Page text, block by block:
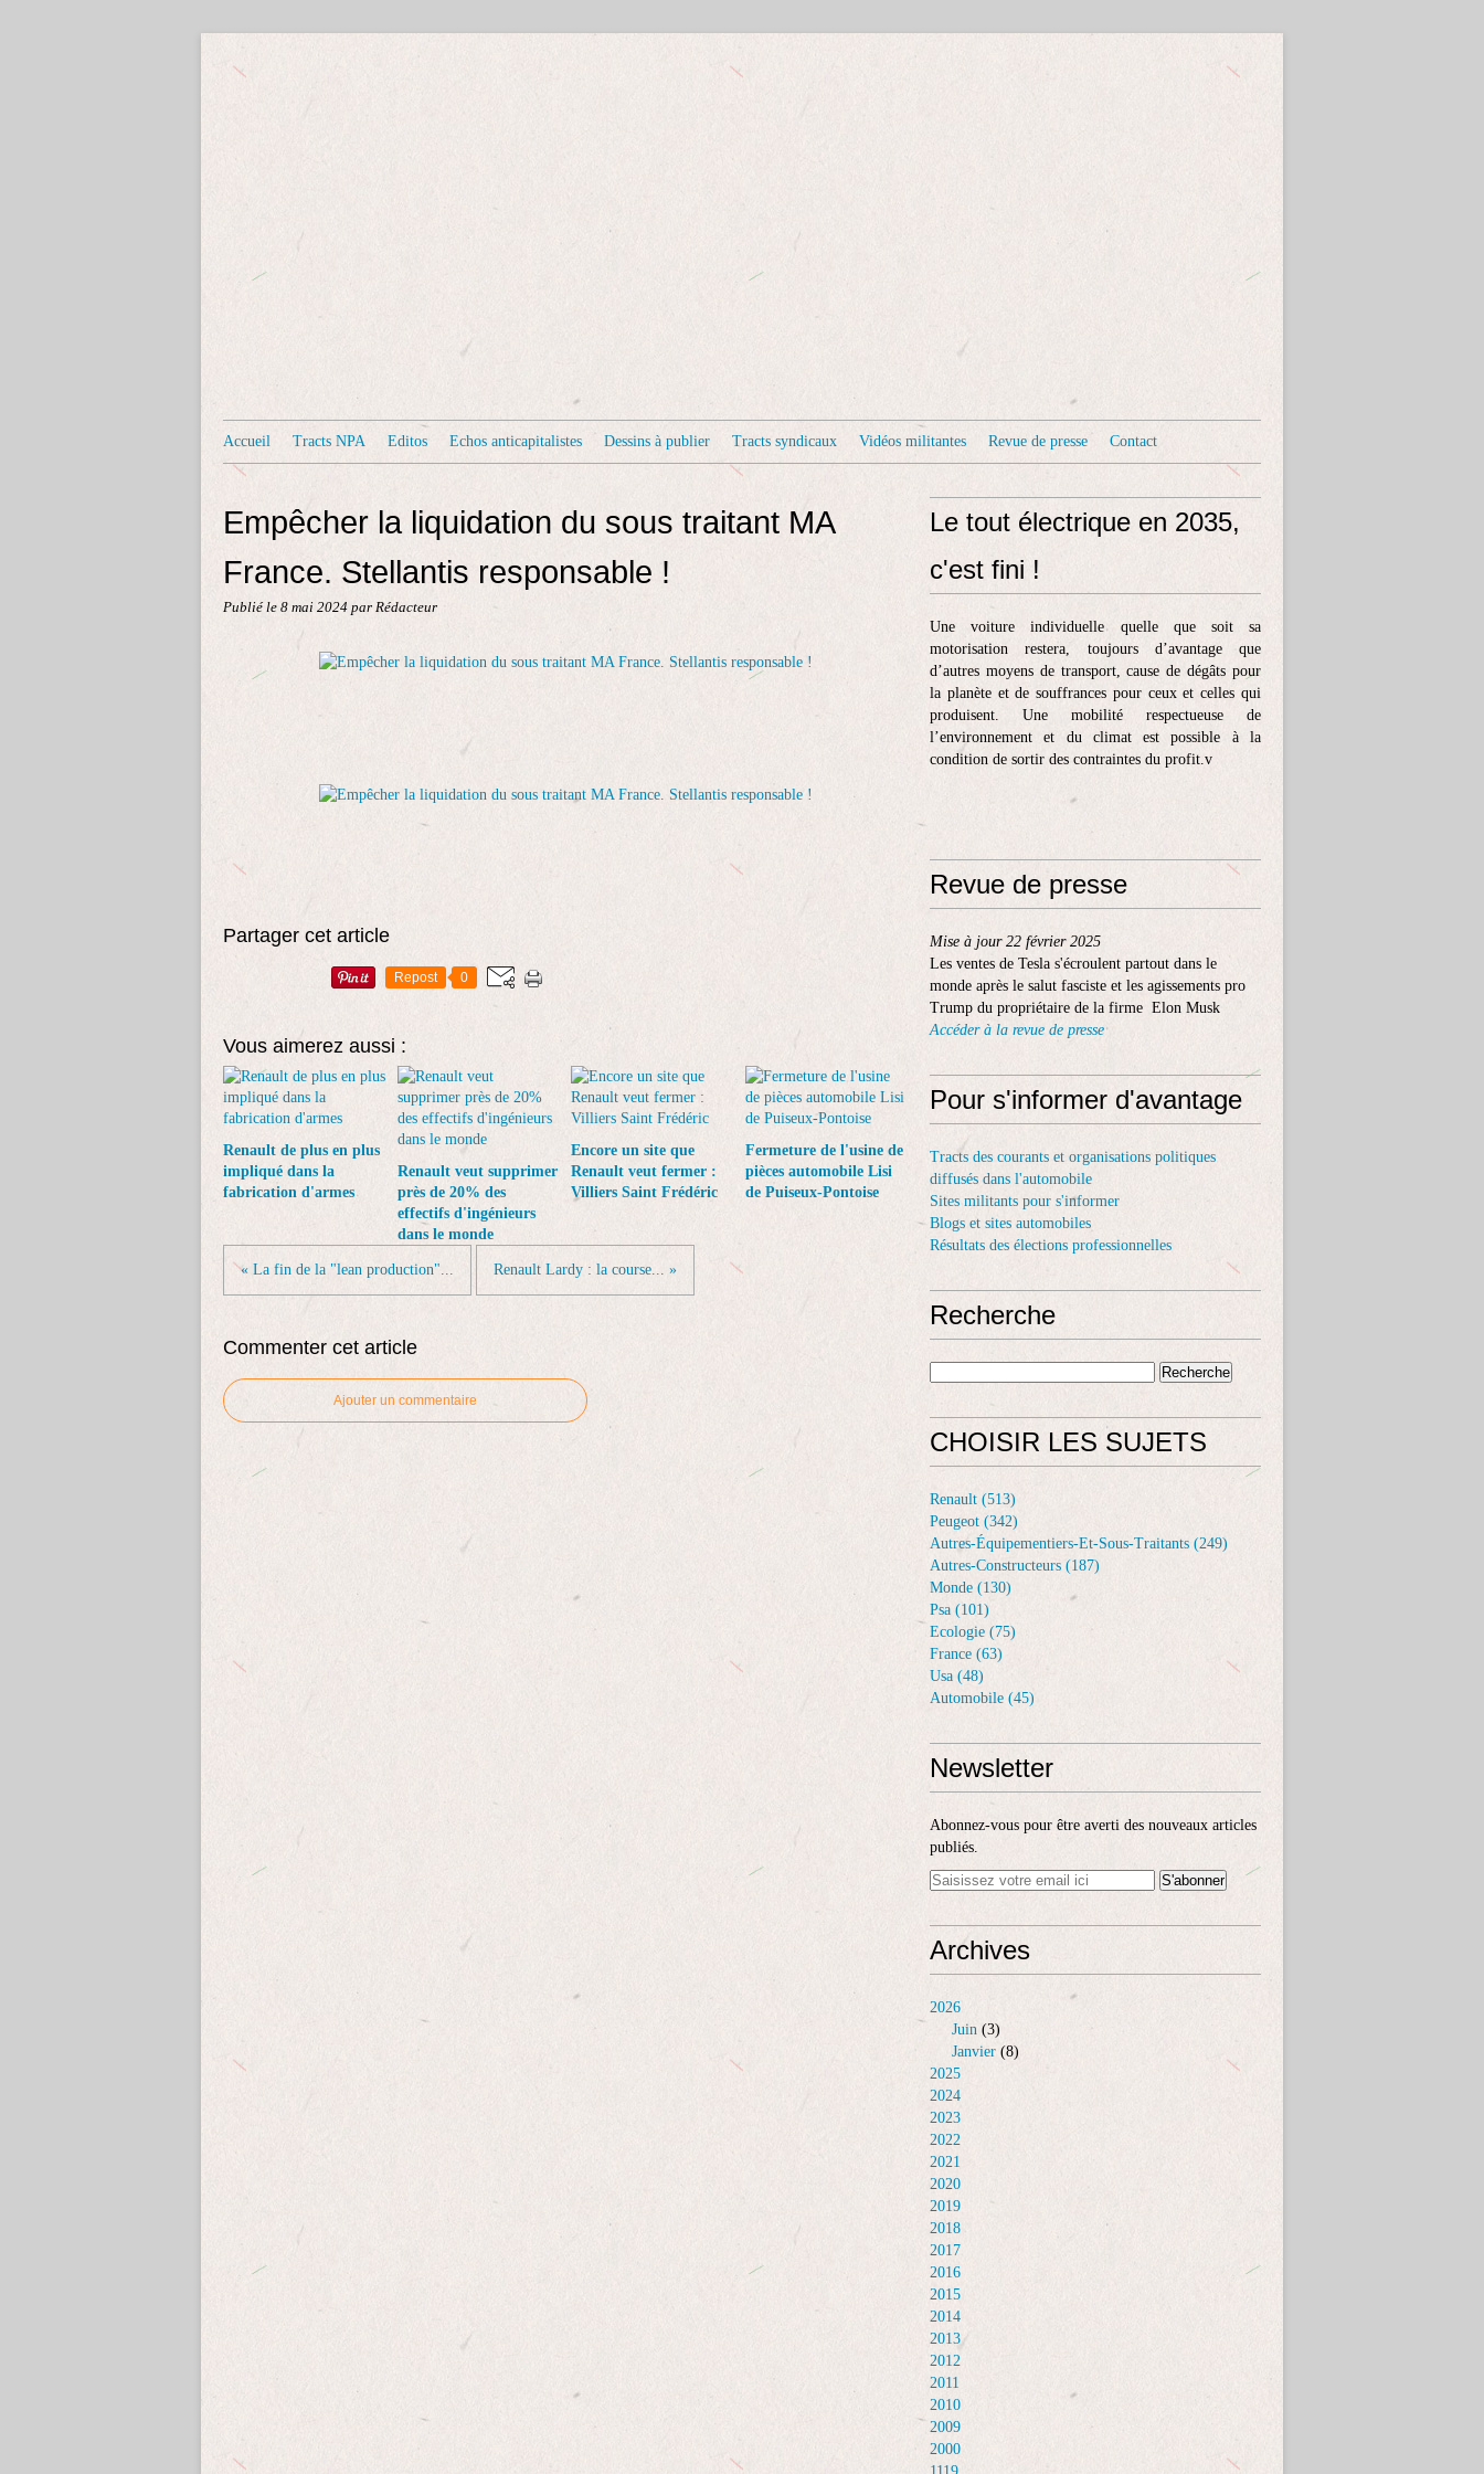
Accueil Tracts NPA Editos Echos anticapitalistes Dessins à publier Tracts syndicaux Vidéos militantes Revue de presse Contact
Empêcher la liquidation du sous traitant MA
France. Stellantis responsable !
Publié le 8 mai 2024 par Rédacteur
Partager cet article
Repost 0
Vous aimerez aussi :
Renault de plus en plus
impliqué dans la
fabrication d'armes
Renault veut supprimer
près de 20% des
effectifs d'ingénieurs
dans le monde
Encore un site que
Renault veut fermer :
Villiers Saint Frédéric
Fermeture de l'usine de
pièces automobile Lisi
de Puiseux-Pontoise
« La fin de la "lean production"... Renault Lardy : la course... »
Commenter cet article
Ajouter un commentaire
Le tout électrique en 2035,
c'est fini !
Une voiture individuelle quelle que soit sa
motorisation restera, toujours d’avantage que
d’autres moyens de transport, cause de dégâts pour
la planète et de souffrances pour ceux et celles qui
produisent. Une mobilité respectueuse de
l’environnement et du climat est possible à la
condition de sortir des contraintes du profit.v
Revue de presse
Mise à jour 22 février 2025
Les ventes de Tesla s'écroulent partout dans le
monde après le salut fasciste et les agissements pro
Trump du propriétaire de la firme Elon Musk
Accéder à la revue de presse
Pour s'informer d'avantage
Tracts des courants et organisations politiques
diffusés dans l'automobile
Sites militants pour s'informer
Blogs et sites automobiles
Résultats des élections professionnelles
Recherche
CHOISIR LES SUJETS
Renault (513)
Peugeot (342)
Autres-Équipementiers-Et-Sous-Traitants (249)
Autres-Constructeurs (187)
Monde (130)
Psa (101)
Ecologie (75)
France (63)
Usa (48)
Automobile (45)
Newsletter
Abonnez-vous pour être averti des nouveaux articles
publiés.
Archives
2026
Juin (3)
Janvier (8)
2025
2024
2023
2022
2021
2020
2019
2018
2017
2016
2015
2014
2013
2012
2011
2010
2009
2000